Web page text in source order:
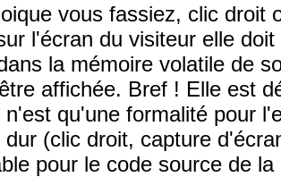
vous fassiez, clic droit
l'écran du visiteur elle
la mémoire volatile de
affichée. Bref ! Elle est
qu'une formalité pour
dur (clic droit, capture
pour le code source de la